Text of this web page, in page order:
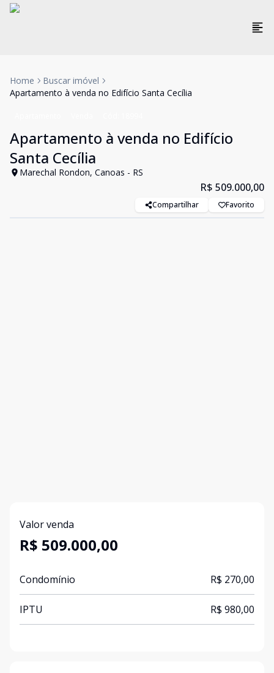
Home
Buscar imóvel
Apartamento à venda no Edifício Santa Cecília
Apartamento à venda no Edifício
Santa Cecília
Marechal Rondon, Canoas - RS
R$ 509.000,00
Compartilhar Favorito
Valor venda
R$ 509.000,00
Condomínio R$ 270,00
IPTU R$ 980,00